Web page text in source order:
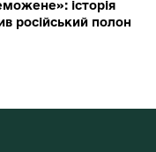
історія
російський полон